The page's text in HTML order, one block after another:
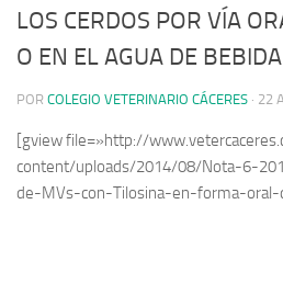
LOS CERDOS POR VÍA
O EN EL AGUA DE BEBIDA
POR COLEGIO VETERINARIO CÁCERES · 22
[gview file=»http://
content/uploads/2014/08/Nota-6-
de-MVs-con-Tilosina-en-forma-